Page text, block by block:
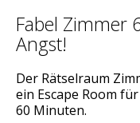
Fabel Zimmer
Angst!
Der Rätselraum
ein Escape Room
60 Minuten.